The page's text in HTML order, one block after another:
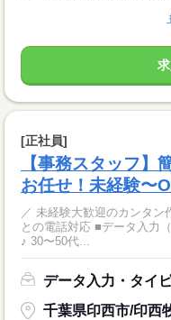
[正社員]
【事務スタッフ】
お任せ！未経験〜
／ 未経験大歓迎のカンタン作業！ ＼ <具体的には
との電話対応 ■データ入力（高度なPCスキルは不要） 座り仕事多め
♪ 30〜50代...
データ入力・タイ
千葉県印西市/印西